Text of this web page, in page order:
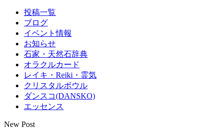
投稿一覧
ブログ
イベント情報
お知らせ
石家・天然石辞典
オラクルカード
レイキ・Reiki・霊気
クリスタルボウル
ダンスコ(DANSKO)
エッセンス
New Post